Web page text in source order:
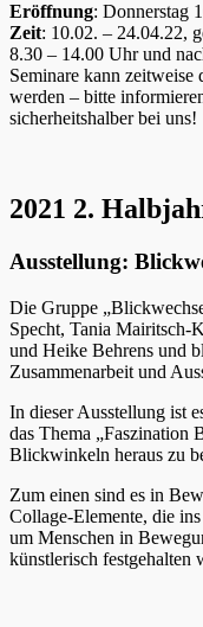
Eröffnung: Donnerstag
Zeit: 10.02. – 24.04.22,
8.30 – 14.00 Uhr und
Seminare kann
werden – bitte
sicherheitshalber bei uns!
2021 2.
Ausstellung:
Die Gruppe
Specht, Tania Mairitsch-
und Heike Behrens und
Zusammenarbeit und
In dieser Ausstellung ist
das Thema „Faszination
Blickwinkeln heraus zu
Zum einen sind es in
Collage-Elemente, die
um Menschen in
künstlerisch festgehalten